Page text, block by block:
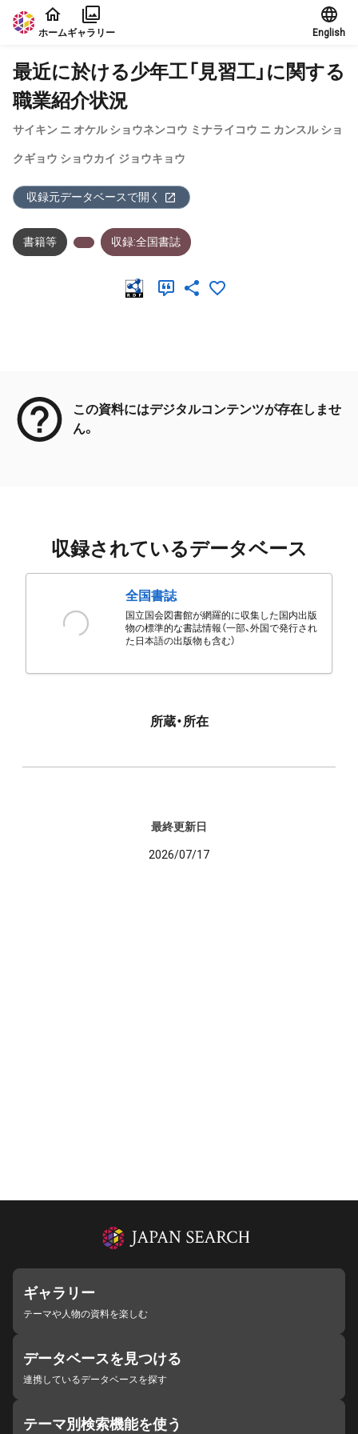
本文に飛ぶ
ホームギャラリー English
最近に於ける少年工「見習工」に関する
職業紹介状況
サイキン ニ オケル ショウネンコウ ミナライコウ ニ カンスル ショ
クギョウ ショウカイ ジョウキョウ
収録元データベースで開く
書籍等 収録:全国書誌
この資料にはデジタルコンテンツが存在しませ
ん。
収録されているデータベース
全国書誌
国立国会図書館が網羅的に収集した国内出版
物の標準的な書誌情報（一部、外国で発行され
た日本語の出版物も含む）
所蔵・所在
最終更新日
2026/07/17
ギャラリー
テーマや人物の資料を楽しむ
データベースを見つける
連携しているデータベースを探す
テーマ別検索機能を使う